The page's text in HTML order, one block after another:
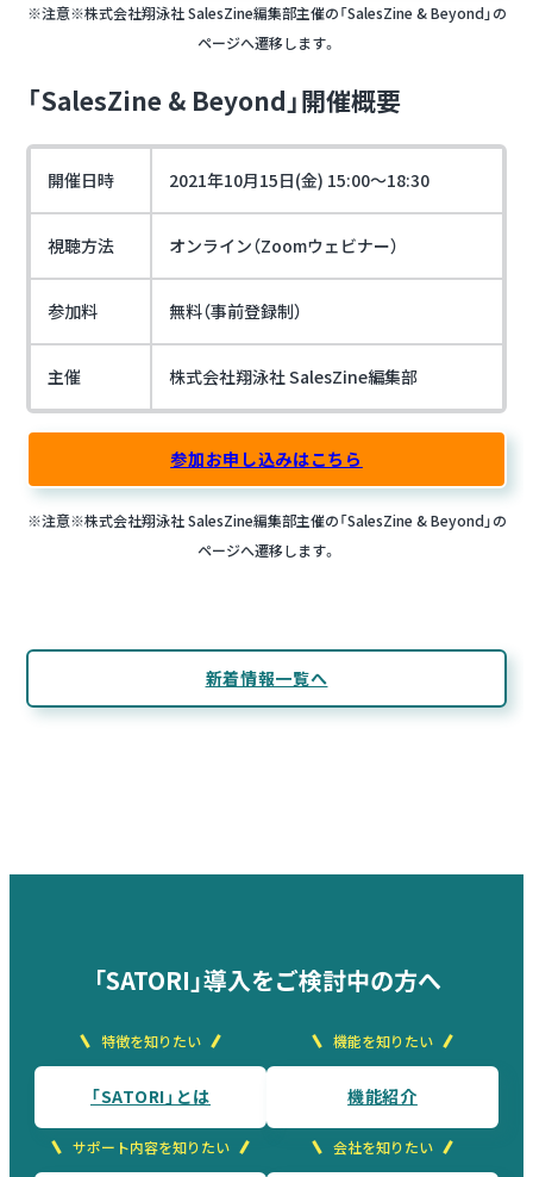
※注意※株式会社翔泳社 SalesZine編集部主催の「SalesZine & Beyond」の
ページへ遷移します。
「SalesZine & Beyond」開催概要
開催日時 2021年10月15日(金) 15:00～18:30
視聴方法 オンライン（Zoomウェビナー）
参加料 無料（事前登録制）
主催 株式会社翔泳社 SalesZine編集部
参加お申し込みはこちら
※注意※株式会社翔泳社 SalesZine編集部主催の「SalesZine & Beyond」の
ページへ遷移します。
新着情報一覧へ
「SATORI」導入をご検討中の方へ
特徴を知りたい
「SATORI」とは
機能を知りたい
機能紹介
サポート内容を知りたい 会社を知りたい